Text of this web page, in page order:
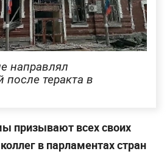
направлял
после теракта в
призывают всех своих
в парламентах стран